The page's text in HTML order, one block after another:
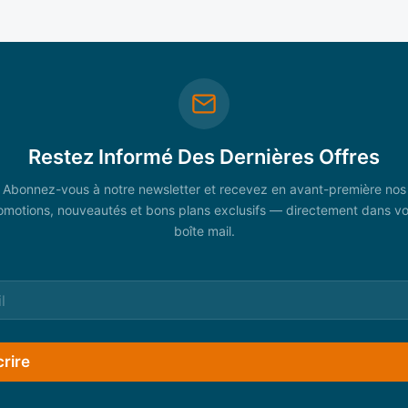
Restez Informé Des Dernières Offres
Abonnez-vous à notre newsletter et recevez en avant-première nos
nouveautés et bons plans exclusifs — directement dans
boîte mail.